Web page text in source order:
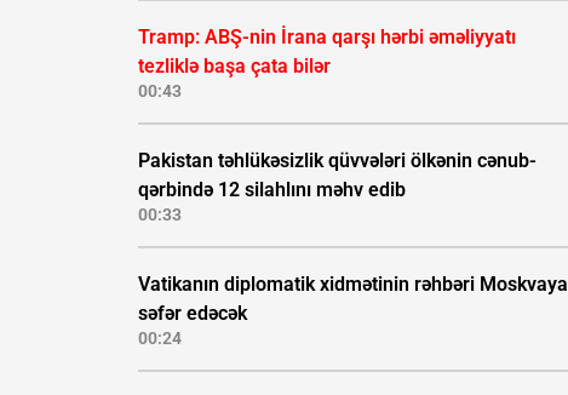
Tramp: ABŞ-nin İrana qarşı hərbi əməliyyatı
tezliklə başa çata bilər
00:43
Pakistan təhlükəsizlik qüvvələri ölkənin cənub-
qərbində 12 silahlını məhv edib
00:33
Vatikanın diplomatik xidmətinin rəhbəri Moskvaya
səfər edəcək
00:24